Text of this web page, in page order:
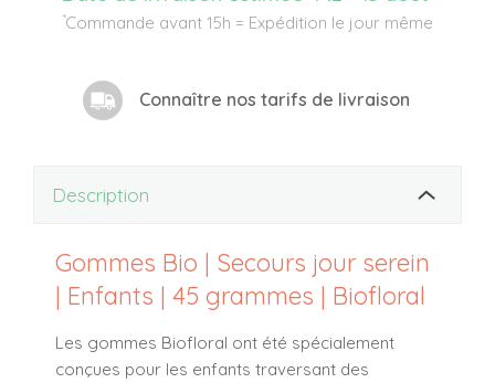
*Commande avant 15h = Expédition le jour même
Connaître nos tarifs de livraison
Description
Gommes Bio | Secours jour serein
| Enfants | 45 grammes | Biofloral
Les gommes Biofloral ont été spécialement
conçues pour les enfants traversant des